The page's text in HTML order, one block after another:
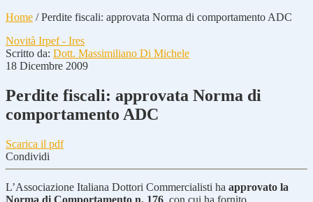
Home /Perdite fiscali: approvata Norma di comportamento ADC
Novità Irpef - Ires
Scritto da: Dott. Massimiliano Di Michele
18 Dicembre 2009
Perdite fiscali: approvata Norma di
comportamento ADC
Scarica il pdf
Condividi
L’Associazione Italiana Dottori Commercialisti ha approvato la
Norma di Comportamento n. 176 , con cui ha fornito